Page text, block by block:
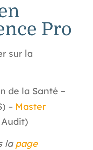
Pro
sur la
de la Santé –
– Master
lapage